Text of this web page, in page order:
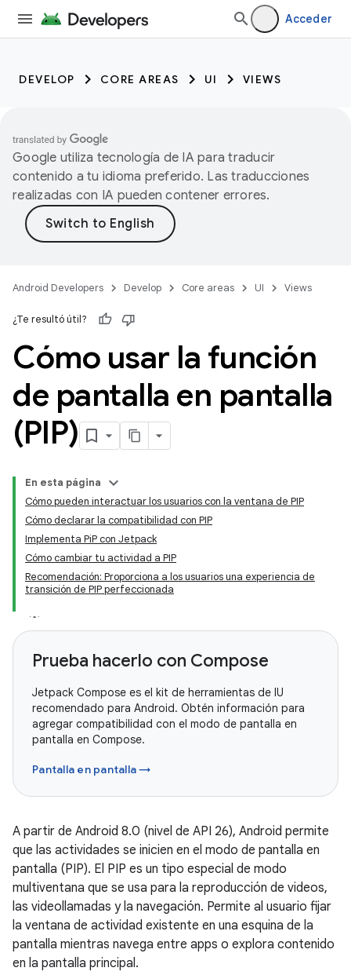
Acceder
DEVELOP CORE AREAS UI VIEWS
Google utiliza tecnología de IA para traducir
contenido a tu idioma preferido. Las traducciones
realizadas con IA pueden contener errores.
Android Developers Develop Core areas UI Views
¿Te resultó útil?
Cómo usar la función
de pantalla en pantalla
(PIP)
En esta página
Cómo pueden interactuar los usuarios con la ventana de PIP
Cómo declarar la compatibilidad con PIP
Implementa PiP con Jetpack
Cómo cambiar tu actividad a PIP
Recomendación: Proporciona a los usuarios una experiencia de
transición de PIP perfeccionada
Prueba hacerlo con Compose
Jetpack Compose es el kit de herramientas de IU
recomendado para Android. Obtén información para
agregar compatibilidad con el modo de pantalla en
pantalla en Compose.
Pantalla en pantalla →
A partir de Android 8.0 (nivel de API 26), Android permite
que las actividades se inicien en el modo de pantalla en
pantalla (PIP). El PIP es un tipo especial de modo
multiventana que se usa para la reproducción de videos,
las videollamadas y la navegación. Permite al usuario fijar
la ventana de actividad existente en una esquina de la
pantalla mientras navega entre apps o explora contenido
en la pantalla principal.